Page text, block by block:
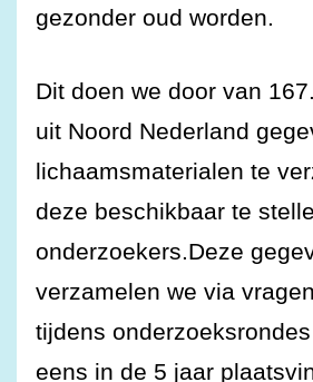
gezonder oud worden.
Dit doen we door van
uit Noord Nederland
lichaamsmaterialen te
deze beschikbaar te
onderzoekers.Deze
verzamelen we via
tijdens
eens in de 5 jaar